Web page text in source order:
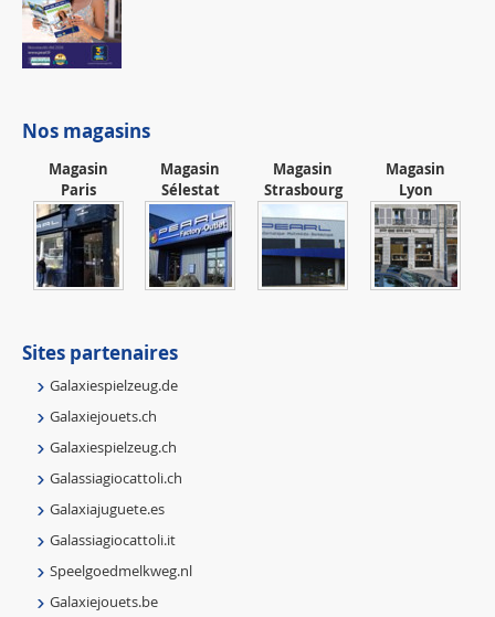
Nos magasins
Magasin
Paris
Magasin
Sélestat
Magasin
Strasbourg
Magasin
Lyon
Sites partenaires
Galaxiespielzeug.de
Galaxiejouets.ch
Galaxiespielzeug.ch
Galassiagiocattoli.ch
Galaxiajuguete.es
Galassiagiocattoli.it
Speelgoedmelkweg.nl
Galaxiejouets.be